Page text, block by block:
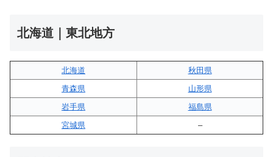
北海道｜東北地方
北海道
秋田県
青森県
山形県
岩手県
福島県
宮城県
–